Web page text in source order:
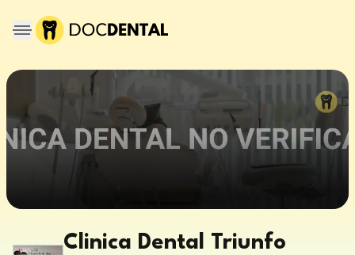
Clinica Dental Triunfo